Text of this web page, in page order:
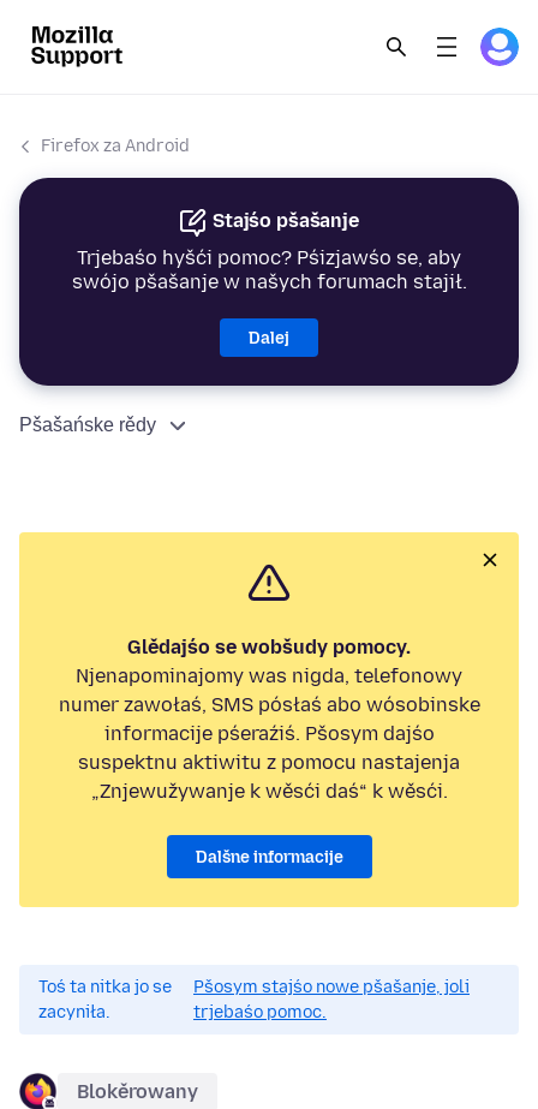
Firefox za Android
Stajśo pšašanje
Trjebaśo hyšći pomoc? Pśizjawśo se, aby
swójo pšašanje w našych forumach stajił.
Dalej
Pšašańske rědy
Glědajśo se wobšudy pomocy.
Njenapominajomy was nigda, telefonowy
numer zawołaś, SMS pósłaś abo wósobinske
informacije pśeraźiś. Pšosym dajśo
suspektnu aktiwitu z pomocu nastajenja
„Znjewužywanje k wěsći daś“ k wěsći.
Dalšne informacije
Toś ta nitka jo se
zacyniła.
Pšosym stajśo nowe pšašanje, joli
trjebaśo pomoc.
Blokěrowany